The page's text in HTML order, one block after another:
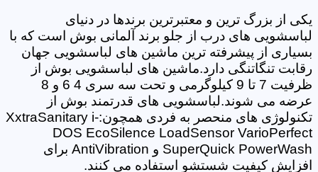
یکی از بزرگ ترین و معتبرترین برندها در دنیای
لباسشویی های درب از جلو برند آلمانی بوش است که با
بسیاری از پیشرفته ترین ماشین های لباسشویی جهان
رقابت تنگاتنگی دارد.ماشین های لباسشویی بوش از
ظرفیت 7 تا 9 کیلوگرمی و تحت سه سری 4 6 و 8
عرضه می شوند.لباسشویی های قدرتمند بوش از
تکنولوژی های منحصر به فردی همچون:XxtraSanitary i-
DOS EcoSilence LoadSensor VarioPerfect
SuperQuick PowerWash و AntiVibration برای
افزایش کیفیت شستشو استفاده می کنند.